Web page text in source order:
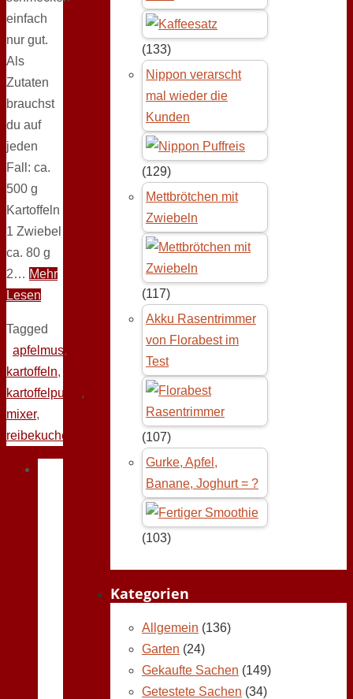
einfach
nur gut.
Als
Zutaten
brauchst
du auf
jeden
Fall: ca.
500 g
Kartoffeln
1 Zwiebel
ca. 80 g
2… Mehr
Lesen
Tagged
apfelmus,
kartoffeln,
kartoffelpuffer ,
mixer,
reibekuchen
(133)
Nippon verarscht
mal wieder die
Kunden
(129)
Mettbrötchen mit
Zwiebeln
(117)
Akku Rasentrimmer
von Florabest im
Test
(107)
Gurke, Apfel,
Banane, Joghurt = ?
(103)
Kategorien
Allgemein (136)
Garten (24)
Gekaufte Sachen (149)
Getestete Sachen (34)